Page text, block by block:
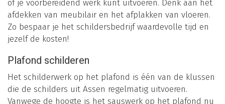
of je voorbereidend werk kunt uitvoeren. Denk aan het
afdekken van meubilair en het afplakken van vloeren.
Zo bespaar je het schildersbedrijf waardevolle tijd en
jezelf de kosten!
Plafond schilderen
Het schilderwerk op het plafond is één van de klussen
die de schilders uit Assen regelmatig uitvoeren.
Vanwege de hoogte is het sauswerk op het plafond nu